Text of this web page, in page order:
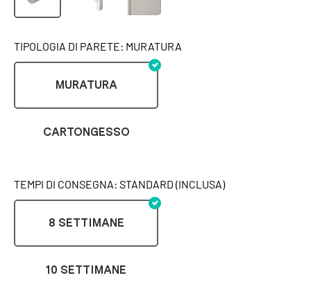
TIPOLOGIA DI PARETE: MURATURA
MURATURA
CARTONGESSO
TEMPI DI CONSEGNA: STANDARD (INCLUSA)
8 SETTIMANE
10 SETTIMANE